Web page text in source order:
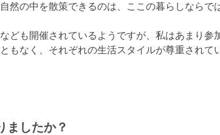
然の中を散策できるのは、ここの暮らしならで
ども開催されているようですが、私はあまり参
もなく、それぞれの生活スタイルが尊重されて
ましたか？